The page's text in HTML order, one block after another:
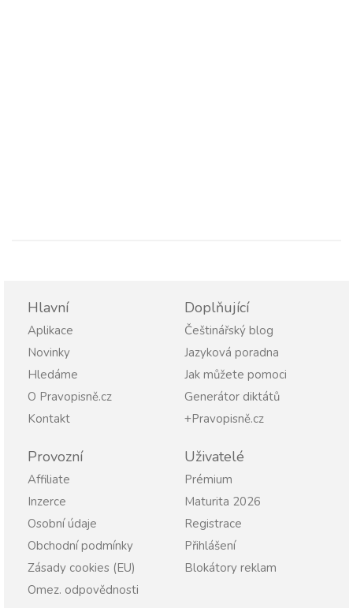
Hlavní
Aplikace
Novinky
Hledáme
O Pravopisně.cz
Kontakt
Doplňující
Češtinářský blog
Jazyková poradna
Jak můžete pomoci
Generátor diktátů
+Pravopisně.cz
Provozní
Affiliate
Inzerce
Osobní údaje
Obchodní podmínky
Zásady cookies (EU)
Omez. odpovědnosti
Uživatelé
Prémium
Maturita 2026
Registrace
Přihlášení
Blokátory reklam